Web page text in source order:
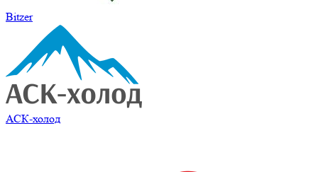
Bitzer
АСК-холод